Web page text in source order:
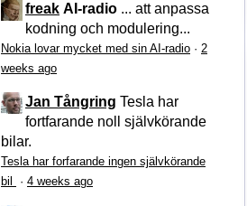
freak AI-radio ... att anpassa
kodning och modulering...
Nokia lovar mycket med sin AI-radio · 2
weeks ago
Jan Tångring Tesla har
fortfarande noll självkörande
bilar.
Tesla har forfarande ingen självkörande
bil
· 4 weeks ago